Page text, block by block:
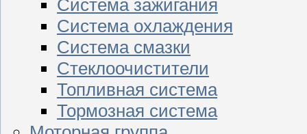
Система зажигания
Система охлаждения
Система смазки
Стеклоочистители
Топливная система
Тормозная система